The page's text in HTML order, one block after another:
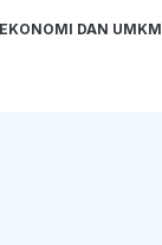
EKONOMI DAN UMKM